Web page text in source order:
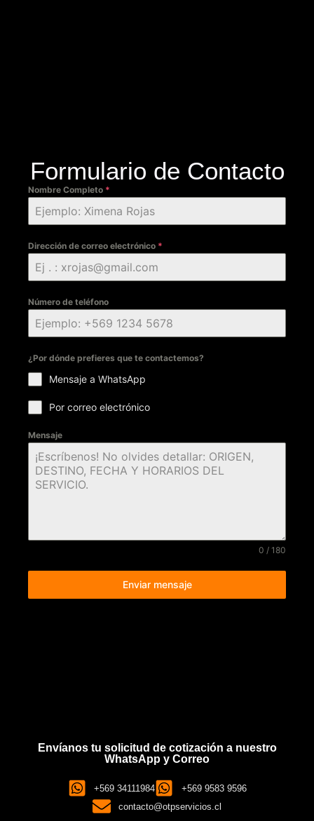
Formulario de Contacto
Nombre Completo *
Dirección de correo electrónico *
Número de teléfono
¿Por dónde prefieres que te contactemos?
Mensaje a WhatsApp
Por correo electrónico
Mensaje
0 / 180
Enviar mensaje
Envíanos tu solicitud de cotización a nuestro
WhatsApp y Correo
+569 34111984
+569 9583 9596
contacto@otpservicios.cl